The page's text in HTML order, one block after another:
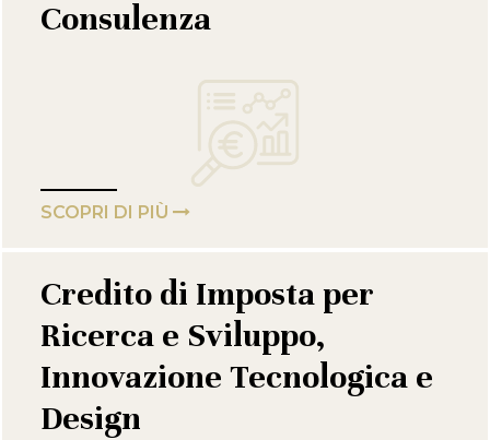
Consulenza
SCOPRI DI PIÙ
Credito di Imposta per
Ricerca e Sviluppo,
Innovazione Tecnologica e
Design